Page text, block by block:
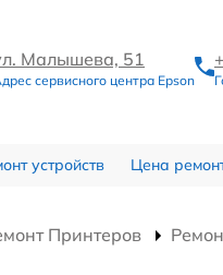
Малышева, 51
сервисного центра Epson
устройств Цена
Принтеров